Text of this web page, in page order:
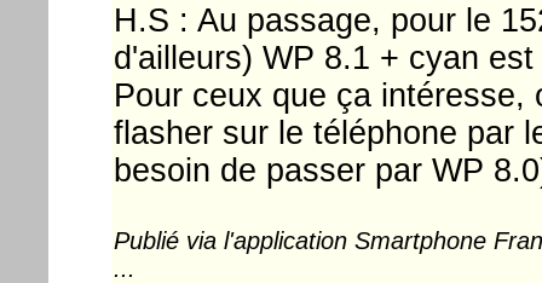
H.S : Au passage, pour le
d'ailleurs) WP 8.1 + cyan
Pour ceux que ça intéresse,
flasher sur le téléphone par
besoin de passer par WP
Publié via l'application Smartphone
...